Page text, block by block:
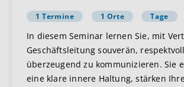
1 Termine 1 Orte Tage
In diesem Seminar lernen Sie, mit
Geschäftsleitung souverän,
überzeugend zu kommunizieren. Sie
eine klare innere Haltung, stärken